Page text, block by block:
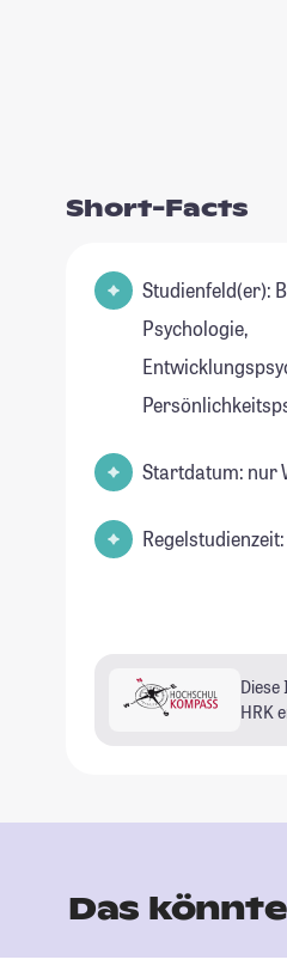
Short-Facts
Studienfeld(er): Biologische
Psychologie,
Startdatum: nur
HRK
Das